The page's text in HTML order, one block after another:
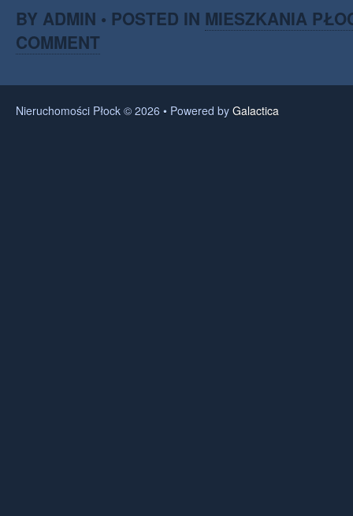
BY ADMIN • POSTED IN MIESZKANIA
COMMENT
Nieruchomości Płock © 2026 • Powered by Galactica